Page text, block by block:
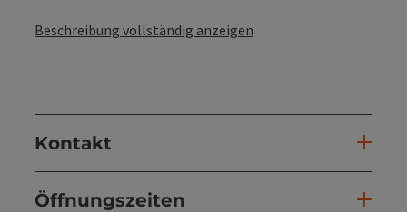
Beschreibung vollständig anzeigen
Kontakt
Öffnungszeiten